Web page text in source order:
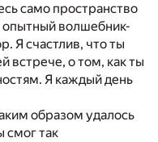
само пространство
волшебник-
Я счастлив, что ты
встрече, о том, как ты
Я каждый день
образом удалось
смог так